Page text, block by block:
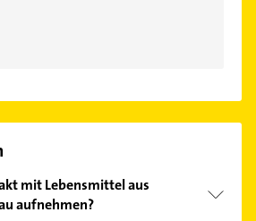
mit Lebensmittel aus
aufnehmen?